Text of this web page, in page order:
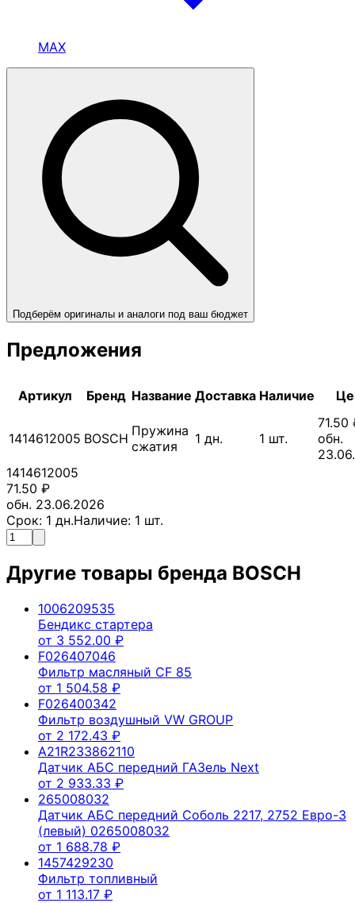
MAX
Подберём оригиналы и аналоги под ваш бюджет
Предложения
Артикул Бренд Название Доставка Наличие
1414612005 BOSCH Пружина
сжатия
1 дн. 1 шт.
71.50
обн.
1414612005
71.50 ₽
обн. 23.06.2026
Срок: 1 дн.Наличие: 1 шт.
Другие товары бренда BOSCH
1006209535
Бендикс стартера
от 3 552.00 ₽
F026407046
Фильтр масляный CF 85
от 1 504.58 ₽
F026400342
Фильтр воздушный VW GROUP
от 2 172.43 ₽
A21R233862110
Датчик АБС передний ГАЗель Next
от 2 933.33 ₽
265008032
Датчик АБС передний Соболь 2217, 2752 Евро-3
(левый) 0265008032
от 1 688.78 ₽
1457429230
Фильтр топливный
от 1 113.17 ₽